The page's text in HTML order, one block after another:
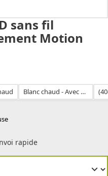
sans fil
Motion
Blanc chaud - Avec Touch Control
rapide